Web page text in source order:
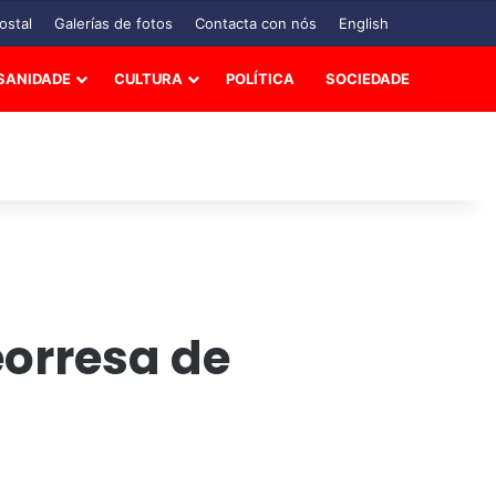
Galerías de fotos Contacta con nós English
CULTURA POLÍTICA SOCIEDADE
de